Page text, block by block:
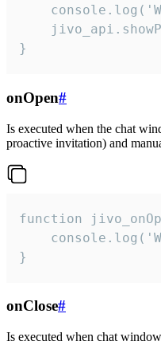
}
onOpen#
Is executed when the chat
proactive invitation) and
function
}
onClose#
Is executed when chat